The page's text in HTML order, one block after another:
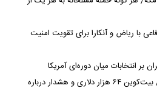
با ریاض و آنکارا برای تقویت امنیت
بر انتخابات میان دوره‌ای آمریکا
بازار ارزهای دیجیتال در نوسان/ بیت‌کوین ۶۴ هزار دلاری و هشدار درباره